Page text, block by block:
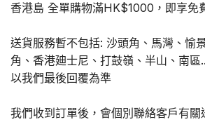
香港島 全單購物滿HK$1000，即享免
送貨服務暫不包括: 沙頭角、馬灣、愉
角、香港廸士尼、打鼓嶺、半山、南區
以我們最後回覆為準
我們收到訂單後，會個別聯絡客戶有關